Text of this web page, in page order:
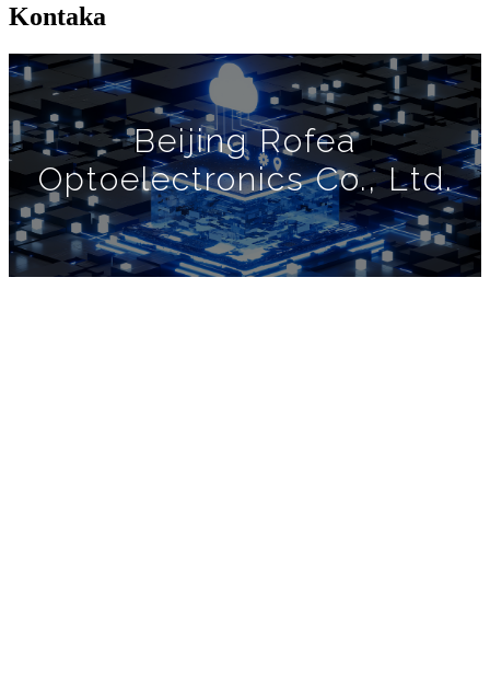
Kontaka
Beijing Rofea
Optoelectronics Co., Ltd.